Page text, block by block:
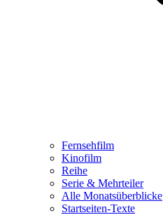
Fernsehfilm
Kinofilm
Reihe
Serie & Mehrteiler
Alle Monatsüberblicke
Startseiten-Texte